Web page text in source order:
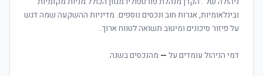
ובינלאומיות, אגרות חוב ונכסים נוספים. מדיניות ההשקעה שמה דגש
על פיזור סיכונים ומיטוב תשואה לטווח ארוך.
דמי הניהול עומדים על — מהנכסים בשנה.